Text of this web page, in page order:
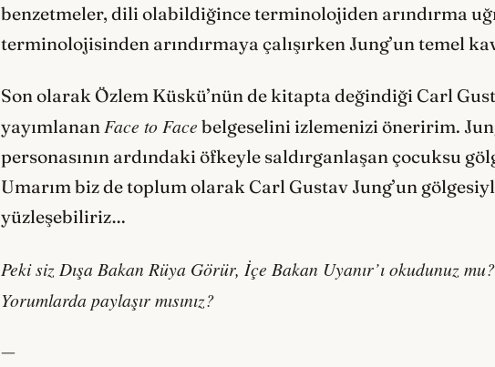
benzetmeler, dili olabildiğince terminolojiden arındırma
terminolojisinden arındırmaya çalışırken Jung’un temel
Son olarak Özlem Küskü’nün de kitapta değindiği Carl
yayımlanan Face to Face belgeselini izlemenizi öneririm.
personasının ardındaki öfkeyle saldırganlaşan çocuksu
Umarım biz de toplum olarak Carl Gustav Jung’un
yüzleşebiliriz…
Peki siz Dışa Bakan Rüya Görür, İçe Bakan Uyanır’ı okudunuz
Yorumlarda paylaşır mısınız?
—